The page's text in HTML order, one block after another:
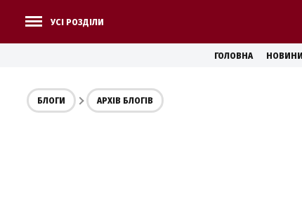
УСІ РОЗДІЛИ
ГОЛОВНА НОВИНИ
БЛОГИ АРХІВ БЛОГІВ